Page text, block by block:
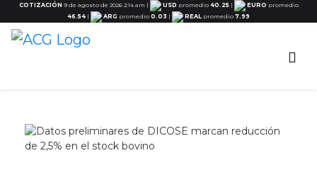
COTIZACIÓN 9 de agosto de 2026 2:14 am | USD promedio 40.25 | EURO promedio
46.54 | ARG promedio 0.03 | REAL promedio 7.99